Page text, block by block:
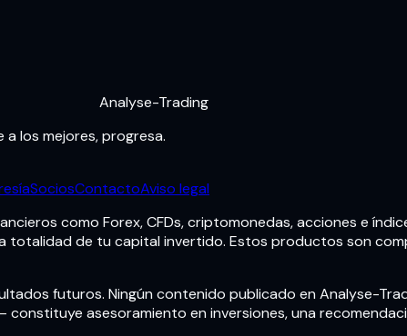
Analyse-Trading
los mejores, progresa.
SociosContactoAviso legal
como Forex, CFDs, criptomonedas, acciones e
totalidad de tu capital invertido. Estos productos son
futuros. Ningún contenido publicado en Analyse-
asesoramiento en inversiones, una